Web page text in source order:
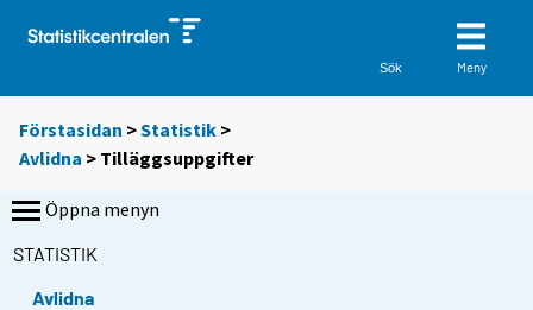
Sök Meny
Förstasidan >Statistik >
Avlidna > Tilläggsuppgifter
Öppna menyn
STATISTIK
Avlidna